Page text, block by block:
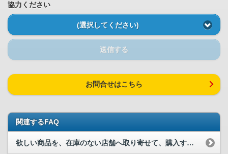
協力ください
(選択してください)
送信する
お問合せはこちら
関連するFAQ
欲しい商品を、在庫のない店舗へ取り寄せて、購入する事は可能でしょうか？